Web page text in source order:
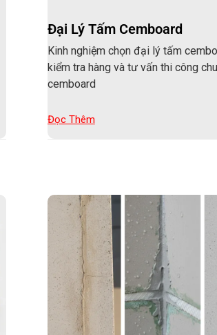
Đại Lý Tấm Cemboard
Kinh nghiệm chọn đại lý tấm
kiểm tra hàng và tư vấn thi công
cemboard
Đọc Thêm